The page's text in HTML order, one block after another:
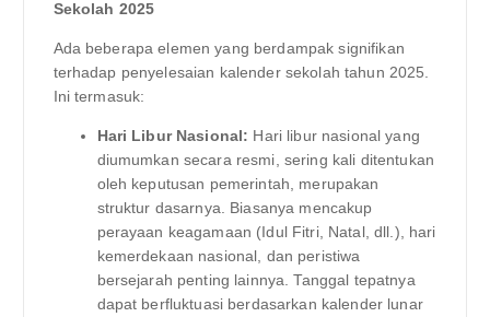
Sekolah 2025
Ada beberapa elemen yang berdampak signifikan
terhadap penyelesaian kalender sekolah tahun 2025.
Ini termasuk:
Hari Libur Nasional: Hari libur nasional yang
diumumkan secara resmi, sering kali ditentukan
oleh keputusan pemerintah, merupakan
struktur dasarnya. Biasanya mencakup
perayaan keagamaan (Idul Fitri, Natal, dll.), hari
kemerdekaan nasional, dan peristiwa
bersejarah penting lainnya. Tanggal tepatnya
dapat berfluktuasi berdasarkan kalender lunar